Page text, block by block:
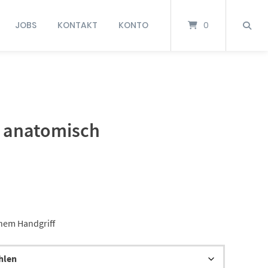
JOBS KONTAKT KONTO 0
Handgriff